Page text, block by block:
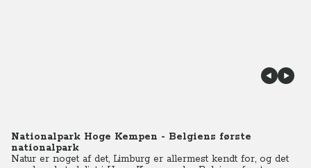
Nationalpark Hoge Kempen - Belgiens første
nationalpark
Natur er noget af det, Limburg er allermest kendt for, og det